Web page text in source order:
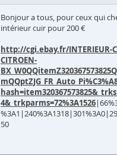
Bonjour a tous, pour ceux qui
intérieur cuir pour 200 €
http://cgi.ebay.fr/INTERIEUR-
CITROEN-
4&_trkparms=72%3A1526
50